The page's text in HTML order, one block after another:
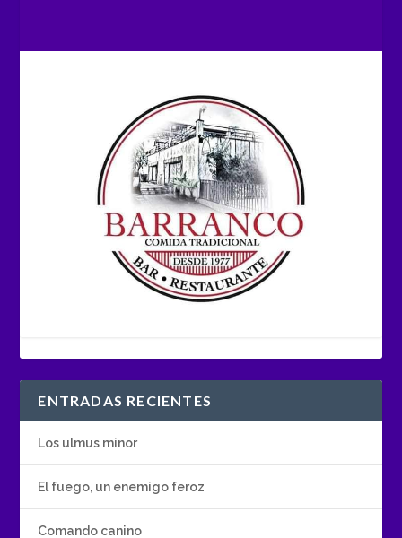
ENTRADAS RECIENTES
Los ulmus minor
El fuego, un enemigo feroz
Comando canino